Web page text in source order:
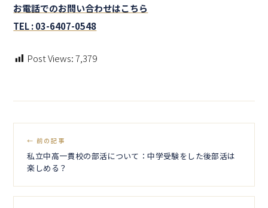
お電話でのお問い合わせはこちら
TEL : 03-6407-0548
Post Views: 7,379
← 前の記事
私立中高一貫校の部活について：中学受験をした後部活は
楽しめる？